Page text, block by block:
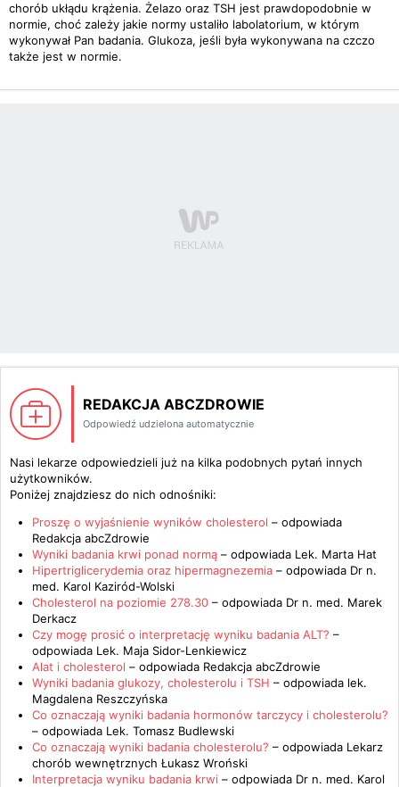
chorób ukłądu krążenia. Żelazo oraz TSH jest prawdopodobnie w
normie, choć zależy jakie normy ustaliło labolatorium, w którym
wykonywał Pan badania. Glukoza, jeśli była wykonywana na czczo
także jest w normie.
REDAKCJA ABCZDROWIE
Odpowiedź udzielona automatycznie
Nasi lekarze odpowiedzieli już na kilka podobnych pytań innych
użytkowników.
Poniżej znajdziesz do nich odnośniki:
Proszę o wyjaśnienie wyników cholesterol – odpowiada
Redakcja abcZdrowie
Wyniki badania krwi ponad normą – odpowiada Lek. Marta Hat
Hipertriglicerydemia oraz hipermagnezemia – odpowiada Dr n.
med. Karol Kaziród-Wolski
Cholesterol na poziomie 278.30 – odpowiada Dr n. med. Marek
Derkacz
Czy mogę prosić o interpretację wyniku badania ALT? –
odpowiada Lek. Maja Sidor-Lenkiewicz
Alat i cholesterol – odpowiada Redakcja abcZdrowie
Wyniki badania glukozy, cholesterolu i TSH – odpowiada lek.
Magdalena Reszczyńska
Co oznaczają wyniki badania hormonów tarczycy i cholesterolu?
– odpowiada Lek. Tomasz Budlewski
Co oznaczają wyniki badania cholesterolu? – odpowiada Lekarz
chorób wewnętrznych Łukasz Wroński
Interpretacja wyniku badania krwi – odpowiada Dr n. med. Karol